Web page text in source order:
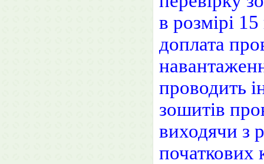
в розмірі
доплата
проводить
зошитів
виходячи з
початкових